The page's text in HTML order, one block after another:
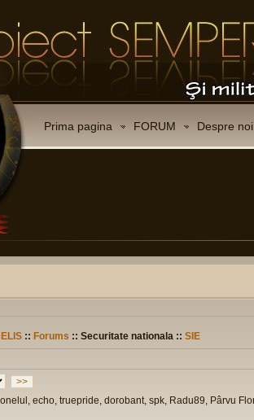
Prima pagina FORUM Despre noi
:: Forums :: Securitate nationala :: SIE
>>
echo, truepride, dorobant, spk, Radu89, Pârvu